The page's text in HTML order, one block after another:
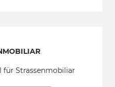
für Strassenmobiliar